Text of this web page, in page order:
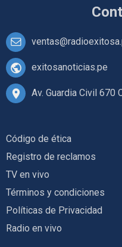
exitosanoticias.pe
Av. Guardia Civil 670
Código de ética
Registro de reclamos
TV en vivo
Términos y condiciones
Políticas de Privacidad
Radio en vivo